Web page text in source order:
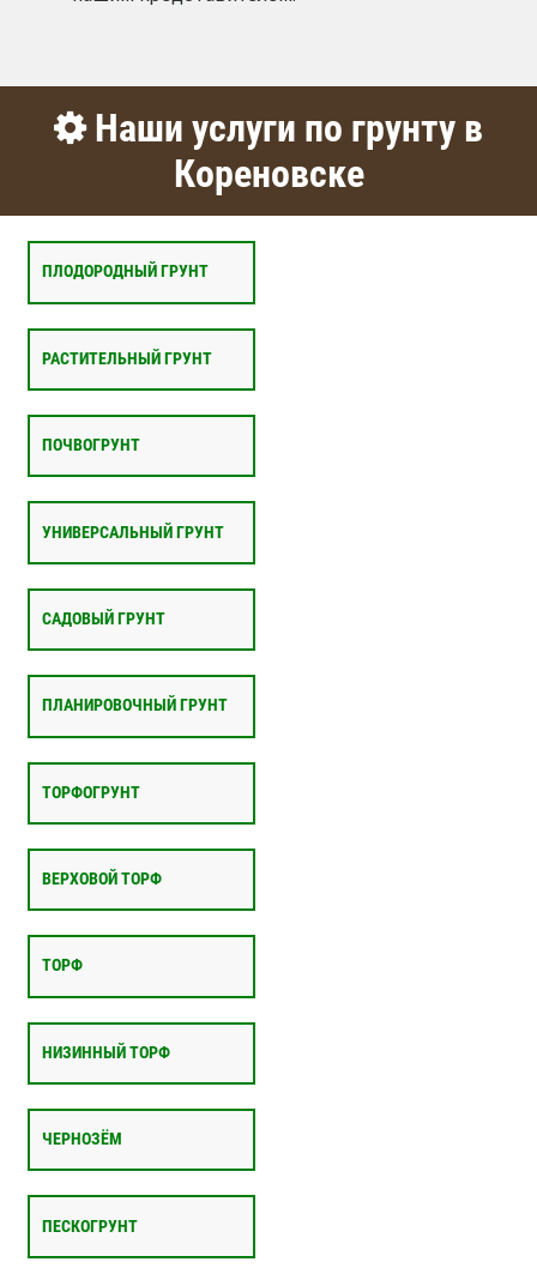
Наши услуги по грунту в
Кореновске
ПЛОДОРОДНЫЙ ГРУНТ
РАСТИТЕЛЬНЫЙ ГРУНТ
ПОЧВОГРУНТ
УНИВЕРСАЛЬНЫЙ ГРУНТ
САДОВЫЙ ГРУНТ
ПЛАНИРОВОЧНЫЙ ГРУНТ
ТОРФОГРУНТ
ВЕРХОВОЙ ТОРФ
ТОРФ
НИЗИННЫЙ ТОРФ
ЧЕРНОЗЁМ
ПЕСКОГРУНТ